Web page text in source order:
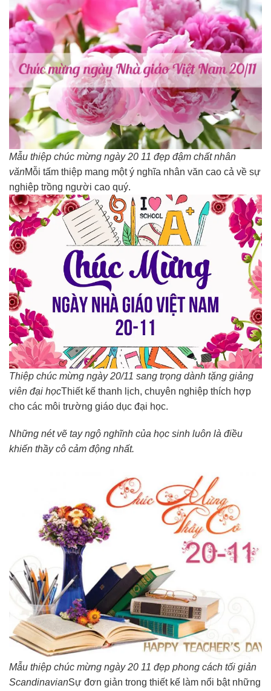
Mẫu thiệp chúc mừng ngày 20 11 đẹp đậm chất nhân
vănMỗi tấm thiệp mang một ý nghĩa nhân văn cao cả về sự
nghiệp trồng người cao quý.
Thiệp chúc mừng ngày 20/11 sang trọng dành tặng giảng
viên đại họcThiết kế thanh lịch, chuyên nghiệp thích hợp
cho các môi trường giáo dục đại học.
Những nét vẽ tay ngộ nghĩnh của học sinh luôn là điều
khiến thầy cô cảm động nhất.
Mẫu thiệp chúc mừng ngày 20 11 đẹp phong cách tối giản
ScandinavianSự đơn giản trong thiết kế làm nổi bật những